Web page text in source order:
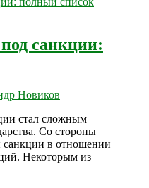
санкции:
Новиков
стал сложным
Со стороны
в отношении
Некоторым из